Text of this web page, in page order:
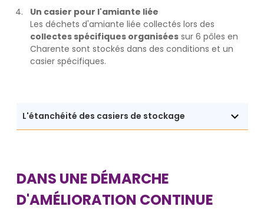
Un casier pour l'amiante liée
Les déchets d'amiante liée collectés lors des
collectes spécifiques organiséessur 6 pôles en
Charente sont stockés dans des conditions et un
casier spécifiques.
L'étanchéité des casiers de stockage
DANS UNE DÉMARCHE
D'AMÉLIORATION CONTINUE